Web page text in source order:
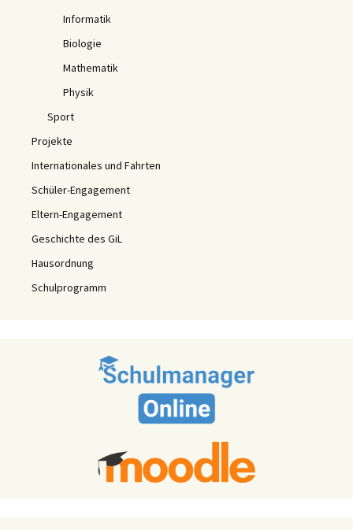
Informatik
Biologie
Mathematik
Physik
Sport
Projekte
Internationales und Fahrten
Schüler-Engagement
Eltern-Engagement
Geschichte des GiL
Hausordnung
Schulprogramm